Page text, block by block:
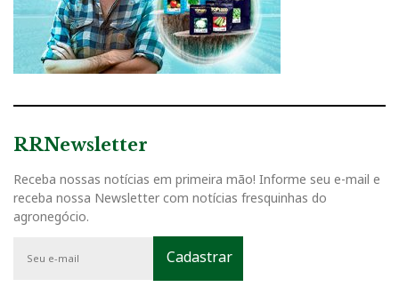
RRNewsletter
Receba nossas notícias em primeira mão! Informe seu e-mail e
receba nossa Newsletter com notícias fresquinhas do
agronegócio.